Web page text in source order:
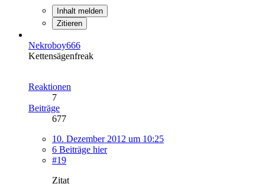
Inhalt melden
Zitieren
Nekroboy666
Kettensägenfreak
Reaktionen
7
Beiträge
677
10. Dezember 2012 um 10:25
6 Beiträge hier
#19
Zitat